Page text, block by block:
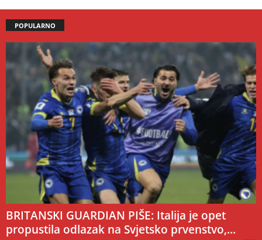
POPULARNO
BRITANSKI GUARDIAN PIŠE: Italija je opet
propustila odlazak na Svjetsko prvenstvo,...